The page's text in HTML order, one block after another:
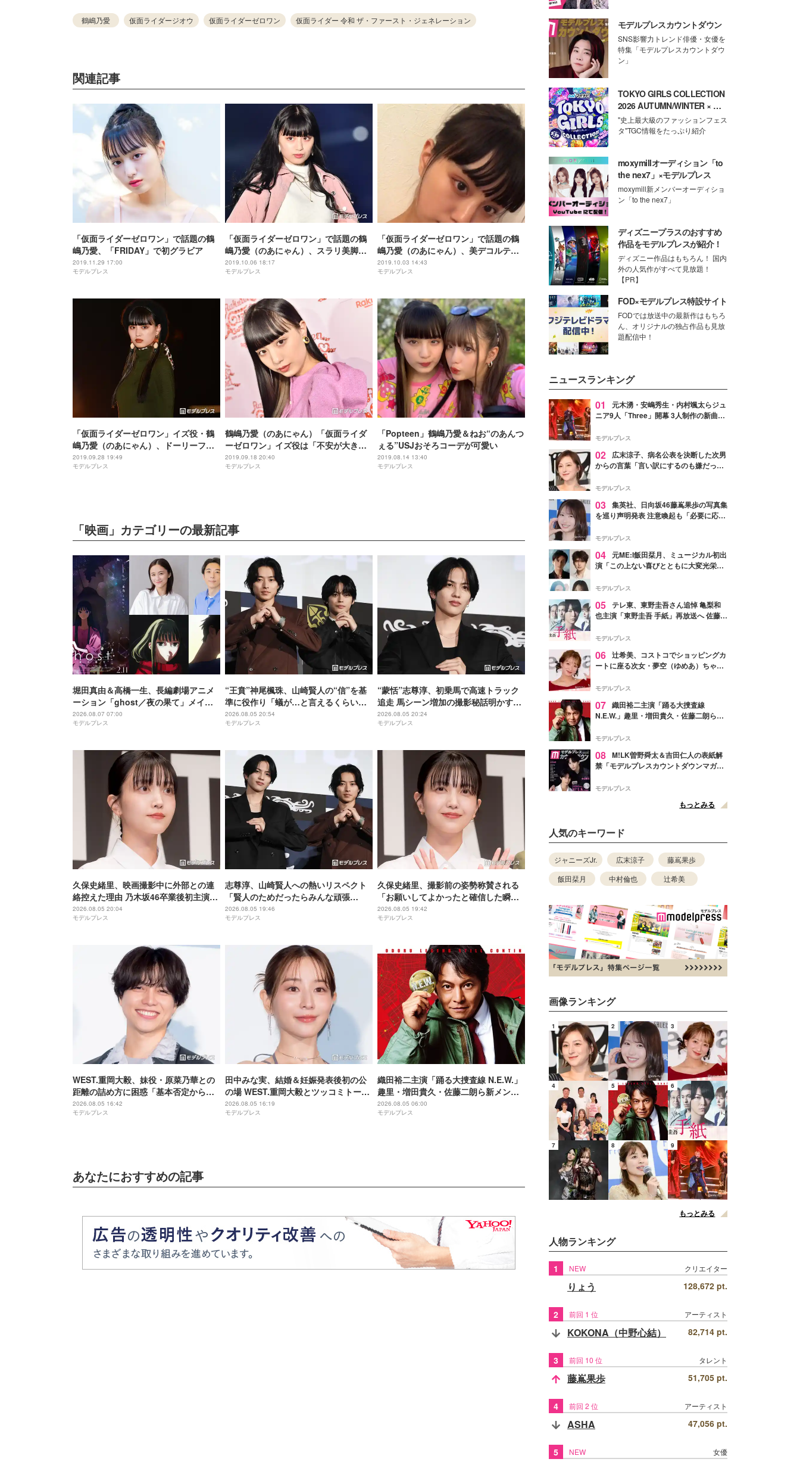
鶴嶋乃愛 仮面ライダージオウ 仮面ライダーゼロワン 仮面ライダー 令和 ザ・ファースト・ジェネレーション
関連記事
「仮面ライダーゼロワン」で話題の鶴
嶋乃愛、「FRIDAY」で初グラビア
2019.11.29 17:00
モデルプレス
「仮面ライダーゼロワン」で話題の鶴
嶋乃愛（のあにゃん）、スラリ美脚に
会場釘付け＜TGC北九州2019＞
2019.10.06 18:17
モデルプレス
「仮面ライダーゼロワン」で話題の鶴
嶋乃愛（のあにゃん）、美デコルテ全
開SEXYショットに絶賛の声
2019.10.03 14:43
モデルプレス
「仮面ライダーゼロワン」イズ役・鶴
嶋乃愛（のあにゃん）、ドーリーフェ
イス際立つ秋コーデ＜GirlsAward
2019 A／W＞
2019.09.28 19:49
モデルプレス
鶴嶋乃愛（のあにゃん）「仮面ライダ
ーゼロワン」イズ役は「不安が大きか
った」反響を実感＜GirlsAward 2019
A／W フィッティングに潜入／私服公
2019.09.18 20:40
モデルプレス
「Popteen」鶴嶋乃愛＆ねお“のあんつ
ぇる”USJおそろコーデが可愛い
2019.08.14 13:40
モデルプレス
「映画」カテゴリーの最新記事
堀田真由＆高橋一生、長編劇場アニメ
ーション「ghost／夜の果て」メイン
キャスト声優に決定「子どもの頃に抱
いていた言葉にはできない沢山の感情
2026.08.07 07:00
モデルプレス
“王賁”神尾楓珠、山崎賢人の“信”を基
準に役作り「蟻が…と言えるくらいの
説得力がないと」【キングダム 魂の決
戦】
2026.08.05 20:54
モデルプレス
“蒙恬”志尊淳、初乗馬で高速トラック
追走 馬シーン増加の撮影秘話明かす
【キングダム 魂の決戦】
2026.08.05 20:24
モデルプレス
久保史緒里、映画撮影中に外部との連
絡控えた理由 乃木坂46卒業後初主演で
母親役に【世界は美しいと誰かが言っ
た】
2026.08.05 20:04
モデルプレス
志尊淳、山崎賢人への熱いリスペクト
「賢人のためだったらみんな頑張
る」“信”としての姿を絶賛【キングダ
ム 魂の決戦】
2026.08.05 19:46
モデルプレス
久保史緒里、撮影前の姿勢称賛される
「お願いしてよかったと確信した瞬
間」【世界は美しいと誰かが言った】
2026.08.05 19:42
モデルプレス
WEST.重岡大毅、妹役・原菜乃華との
距離の詰め方に困惑「基本否定から入
る会話をしてしまった」【5秒で完全犯
罪を生成する方法】
2026.08.05 16:42
モデルプレス
田中みな実、結婚＆妊娠発表後初の公
の場 WEST.重岡大毅とツッコミトーク
「子役みたいな子なので…」【5秒で完
全犯罪を生成する方法】
2026.08.05 16:19
モデルプレス
織田裕二主演「踊る大捜査線 N.E.W.」
趣里・増田貴久・佐藤二朗ら新メンバ
ー紹介映像解禁 各キャラクター象徴す
る“謎のキーワード”も
2026.08.05 06:00
モデルプレス
あなたにおすすめの記事
モデルプレスカウントダウン
SNS影響力トレンド俳優・女優を
特集「モデルプレスカウントダウ
ン」
TOKYO GIRLS COLLECTION
2026 AUTUMN/WINTER × モ
デルプレス
"史上最大級のファッションフェス
タ"TGC情報をたっぷり紹介
moxymillオーディション「to
the nex7」×モデルプレス
moxymill新メンバーオーディショ
ン「to the nex7」
ディズニープラスのおすすめ
作品をモデルプレスが紹介！
ディズニー作品はもちろん！ 国内
外の人気作がすべて見放題！
【PR】
FOD×モデルプレス特設サイト
FODでは放送中の最新作はもちろ
ん、オリジナルの独占作品も見放
題配信中！
ニュースランキング
01
元木湧・安嶋秀生・内村颯太らジュ
ニア9人「Three」開幕 3人制作の新曲＆
進んで夢を掴みたい」【ゲネプロレポ】
モデルプレス
02
広末涼子、病名公表を決断した次男
からの言葉「言い訳にするのも嫌だっ
モデルプレス
03 集英社、日向坂46藤嶌果歩の写真集
を巡り声明発表 注意喚起も「必要に応じ
モデルプレス
04 元ME:I飯田栞月、ミュージカル初出
演「この上ない喜びとともに大変光栄」
ャスト発表
モデルプレス
05 テレ東、東野圭吾さん追悼 亀梨和
也主演「東野圭吾 手紙」再放送へ 佐藤隆
モデルプレス
06 辻希美、コストコでショッピングカ
ートに座る次女・夢空（ゆめあ）ちゃん
ぎ」「成長を感じる」の声
モデルプレス
07 織田裕二主演「踊る大捜査線
N.E.W.」趣里・増田貴久・佐藤二朗ら新
徴する“謎のキーワード”も
モデルプレス
08 M!LK曽野舜太＆吉田仁人の表紙解
禁「モデルプレスカウントダウンマガジ
モデルプレス
もっとみる
人気のキーワード
ジャニーズJr. 広末涼子
藤嶌果歩
飯田栞月
中村倫也 辻希美
画像ランキング
1 2 3
4 5 6
7 8 9
もっとみる
人物ランキング
1 NEW クリエイター
りょう 128,672 pt.
2 前回 1 位 アーティスト
KOKONA（中野心結） 82,714 pt.
3 前回 10 位 タレント
藤嶌果歩 51,705 pt.
4 前回 2 位 アーティスト
ASHA 47,056 pt.
5 NEW 女優